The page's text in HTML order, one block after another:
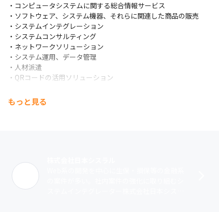
・コンピュータシステムに関する総合情報サービス
・ソフトウェア、システム機器、それらに関連した商品の販売
・システムインテグレーション
・システムコンサルティング
・ネットワークソリューション
・システム運用、データ管理
・人材派遣
・QRコードの活用ソリューション
自動車メーカー向け業務管理システム／損害保険向けシステム／
もっと見る